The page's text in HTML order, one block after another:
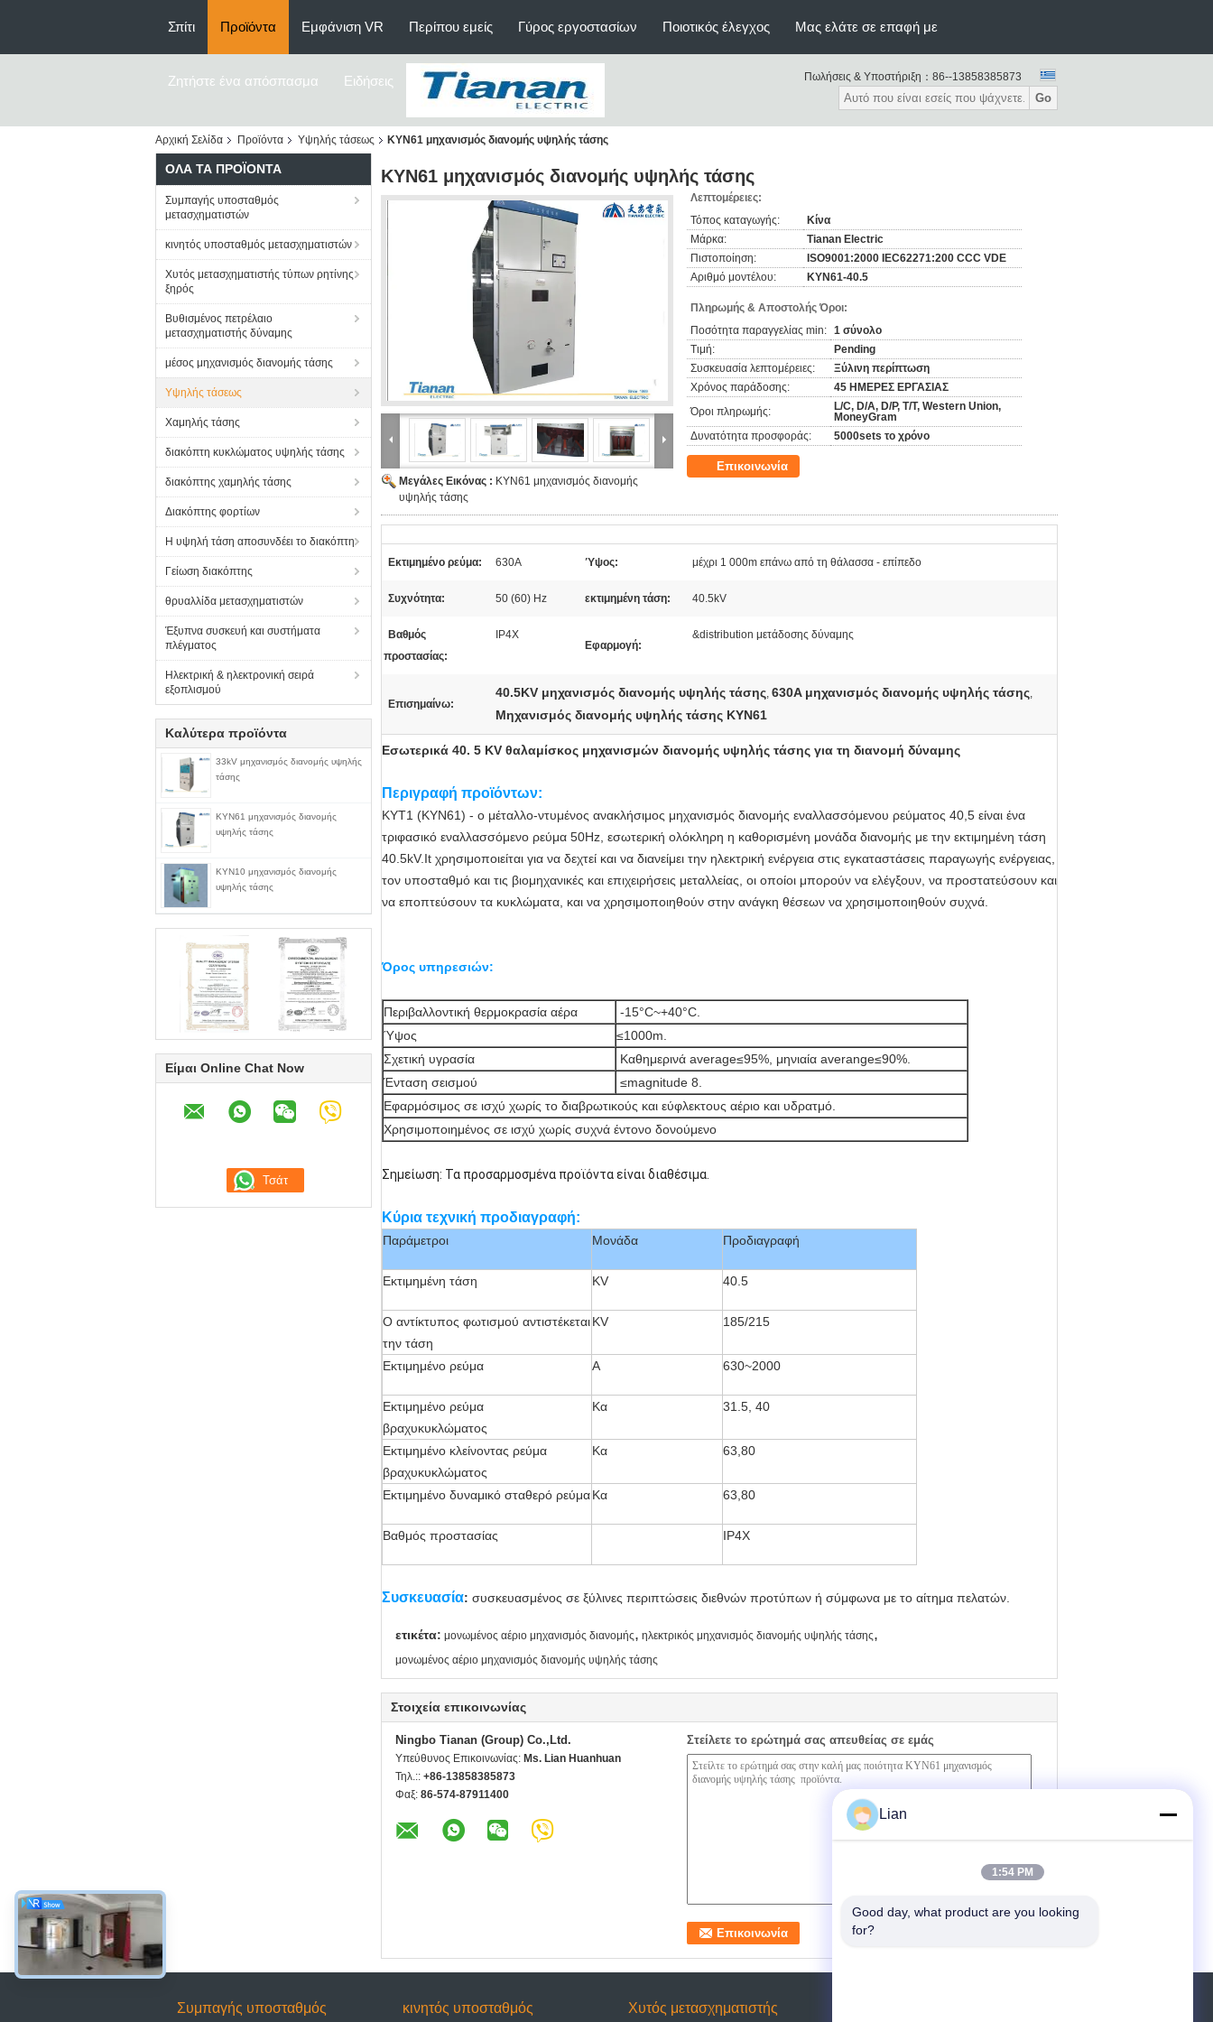
Σπίτι Προϊόντα Εμφάνιση VR Περίπου εμείς Γύρος εργοστασίων Ποιοτικός έλεγχος Μας ελάτε σε επαφή με
Ζητήστε ένα απόσπασμα Ειδήσεις Πωλήσεις & Υποστήριξη： 86--13858385873
Go
Αρχική Σελίδα Προϊόντα Υψηλής τάσεως KYN61 μηχανισμός διανομής υψηλής τάσης
ΌΛΑ ΤΑ ΠΡΟΪΌΝΤΑ
Συμπαγής υποσταθμός
μετασχηματιστών
κινητός υποσταθμός μετασχηματιστών
Χυτός μετασχηματιστής τύπων ρητίνης
ξηρός
Βυθισμένος πετρέλαιο
μετασχηματιστής δύναμης
μέσος μηχανισμός διανομής τάσης
Υψηλής τάσεως
Χαμηλής τάσης
διακόπτη κυκλώματος υψηλής τάσης
διακόπτης χαμηλής τάσης
Διακόπτης φορτίων
Η υψηλή τάση αποσυνδέει το διακόπτη
Γείωση διακόπτης
θρυαλλίδα μετασχηματιστών
Έξυπνα συσκευή και συστήματα
πλέγματος
Ηλεκτρική & ηλεκτρονική σειρά
εξοπλισμού
Καλύτερα προϊόντα
33kV μηχανισμός διανομής υψηλής
τάσης
KYN61 μηχανισμός διανομής
υψηλής τάσης
KYN10 μηχανισμός διανομής
υψηλής τάσης
Είμαι Online Chat Now
KYN61 μηχανισμός διανομής υψηλής τάσης
Μεγάλες Εικόνας : KYN61 μηχανισμός διανομής
υψηλής τάσης
Λεπτομέρειες:
Τόπος καταγωγής:
Κίνα
Μάρκα:
Tianan Electric
Πιστοποίηση:
ISO9001:2000 IEC62271:200 CCC VDE
Αριθμό μοντέλου:
KYN61-40.5
Πληρωμής & Αποστολής Όροι:
Ποσότητα παραγγελίας min: 1 σύνολο
Τιμή:
Pending
Συσκευασία λεπτομέρειες:
Ξύλινη περίπτωση
Χρόνος παράδοσης:
45 ΗΜΕΡΕΣ ΕΡΓΑΣΙΑΣ
Όροι πληρωμής:
L/C, D/A, D/P, T/T, Western Union,
MoneyGram
Δυνατότητα προσφοράς:
5000sets το χρόνο
Επικοινωνία
Εκτιμημένο ρεύμα: 630A Ύψος: μέχρι 1 000m επάνω από τη θάλασσα - επίπεδο
Συχνότητα: 50 (60) Hz εκτιμημένη τάση: 40.5kV
Βαθμός
προστασίας:
IP4X
Εφαρμογή:
&distribution μετάδοσης δύναμης
Επισημαίνω:
40.5KV μηχανισμός διανομής υψηλής τάσης, 630A μηχανισμός διανομής υψηλής τάσης,
Μηχανισμός διανομής υψηλής τάσης KYN61
Εσωτερικά 40. 5 KV θαλαμίσκος μηχανισμών διανομής υψηλής τάσης για τη διανομή δύναμης
Περιγραφή προϊόντων:
KYT1 (KYN61) - ο μέταλλο-ντυμένος ανακλήσιμος μηχανισμός διανομής εναλλασσόμενου ρεύματος 40,5 είναι ένα
τριφασικό εναλλασσόμενο ρεύμα 50Hz, εσωτερική ολόκληρη η καθορισμένη μονάδα διανομής με την εκτιμημένη τάση
40.5kV.It χρησιμοποιείται για να δεχτεί και να διανείμει την ηλεκτρική ενέργεια στις εγκαταστάσεις παραγωγής ενέργειας,
τον υποσταθμό και τις βιομηχανικές και επιχειρήσεις μεταλλείας, οι οποίοι μπορούν να ελέγξουν, να προστατεύσουν και
να εποπτεύσουν τα κυκλώματα, και να χρησιμοποιηθούν στην ανάγκη θέσεων να χρησιμοποιηθούν συχνά.
Όρος υπηρεσιών:
Περιβαλλοντική θερμοκρασία αέρα
-15°C~+40°C.
Ύψος
≤1000m.
Σχετική υγρασία
Καθημερινά average≤95%, μηνιαία averange≤90%.
Ένταση σεισμού
≤magnitude 8.
Εφαρμόσιμος σε ισχύ χωρίς το διαβρωτικούς και εύφλεκτους αέριο και υδρατμό.
Χρησιμοποιημένος σε ισχύ χωρίς συχνά έντονο δονούμενο
Σημείωση: Τα προσαρμοσμένα προϊόντα είναι διαθέσιμα.
Κύρια τεχνική προδιαγραφή:
Παράμετροι Μονάδα Προδιαγραφή
Εκτιμημένη τάση KV 40.5
Ο αντίκτυπος φωτισμού αντιστέκεται
την τάση
KV 185/215
Εκτιμημένο ρεύμα Α 630~2000
Εκτιμημένο ρεύμα
βραχυκυκλώματος
Κα 31.5, 40
Εκτιμημένο κλείνοντας ρεύμα
βραχυκυκλώματος
Κα 63,80
Εκτιμημένο δυναμικό σταθερό ρεύμαΚα 63,80
Βαθμός προστασίας IP4X
Συσκευασία: συσκευασμένος σε ξύλινες περιπτώσεις διεθνών προτύπων ή σύμφωνα με το αίτημα πελατών.
ετικέτα: μονωμένος αέριο μηχανισμός διανομής, ηλεκτρικός μηχανισμός διανομής υψηλής τάσης,
μονωμένος αέριο μηχανισμός διανομής υψηλής τάσης
Στοιχεία επικοινωνίας
Ningbo Tianan (Group) Co.,Ltd.
Υπεύθυνος Επικοινωνίας: Ms. Lian Huanhuan
Τηλ.:: +86-13858385873
Φαξ: 86-574-87911400
Στείλετε το ερώτημά σας απευθείας σε εμάς
(0 / 3000)
Συμπαγής υποσταθμός κινητός υποσταθμός Χυτός μετασχηματιστής
Lian
1:54 PM
Good day, what product are you looking
for?